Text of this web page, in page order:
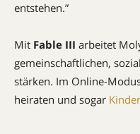
entstehen.”
Mit Fable III arbeitet
gemeinschaftlichen,
stärken. Im Online-
heiraten und sogar